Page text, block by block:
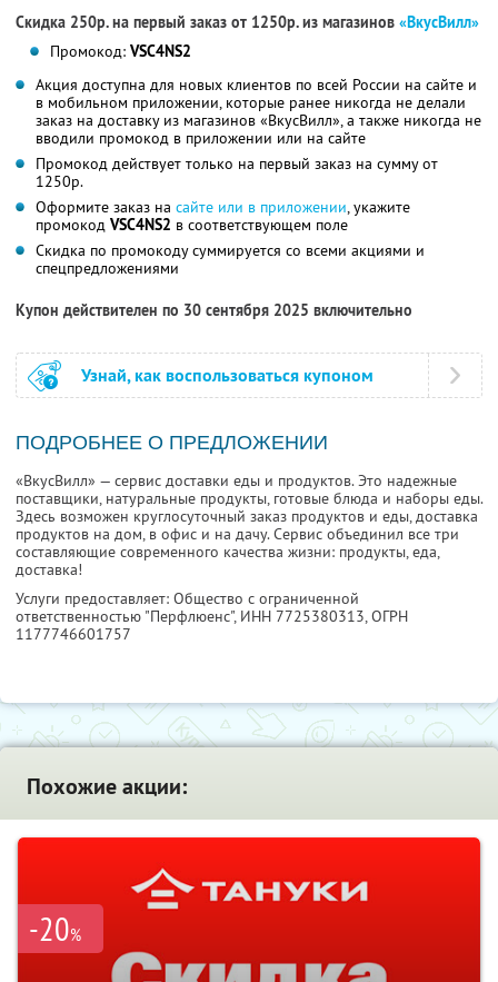
Скидка 250р. на первый заказ от 1250р. из магазинов «ВкусВилл»
Промокод: VSC4NS2
Акция доступна для новых клиентов по всей России на сайте и
в мобильном приложении, которые ранее никогда не делали
заказ на доставку из магазинов «ВкусВилл», а также никогда не
вводили промокод в приложении или на сайте
Промокод действует только на первый заказ на сумму от
1250р.
Оформите заказ на сайте или в приложении, укажите
промокод VSC4NS2 в соответствующем поле
Скидка по промокоду суммируется со всеми акциями и
спецпредложениями
Купон действителен по 30 сентября 2025 включительно
Узнай, как воспользоваться купоном
ПОДРОБНЕЕ О ПРЕДЛОЖЕНИИ
«ВкусВилл» — сервис доставки еды и продуктов. Это надежные
поставщики, натуральные продукты, готовые блюда и наборы еды.
Здесь возможен круглосуточный заказ продуктов и еды, доставка
продуктов на дом, в офис и на дачу. Сервис объединил все три
составляющие современного качества жизни: продукты, еда,
доставка!
Услуги предоставляет: Общество с ограниченной
ответственностью "Перфлюенс", ИНН 7725380313, ОГРН
1177746601757
Похожие акции:
-20%